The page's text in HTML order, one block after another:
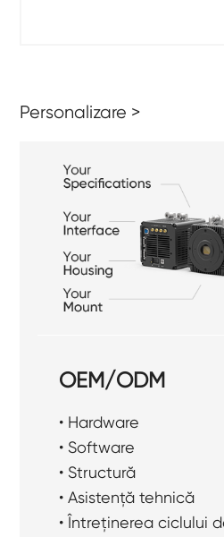
Personalizare >
OEM/ODM
• Hardware
• Software
• Structură
• Asistență tehnică
• Întreținerea ciclului